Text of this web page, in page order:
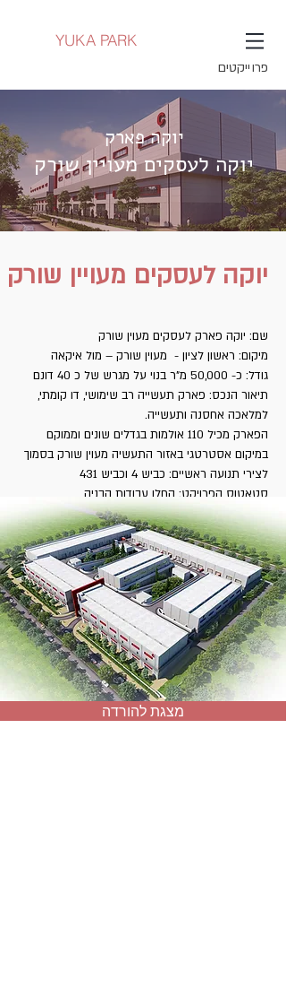
YUKA PARK
פרוייקטים
יוקה לעסקים מעויין שורק
שם: יוקה פארק לעסקים מעוין שורק
מיקום: ראשון לציון - מעוין שורק – מול איקאה
גודל: כ- 50,000 מ"ר בנוי על מגרש של כ 40 דונם
תיאור הנכס: פארק תעשייה רב שימושי, דו קומתי,
למלאכה אחסנה ותעשייה.
הפארק מכיל 110 אולמות בגדלים שונים וממוקם
במיקום אסטרטגי באזור התעשיה מעוין שורק בסמוך
לצירי תנועה ראשיים: כביש 4 וכביש 431
סטאטוס הפרויקט: החלו עבודות הבניה
יוקה פארק
יוקה לעסקים מעויין שורק
מצגת להורדה